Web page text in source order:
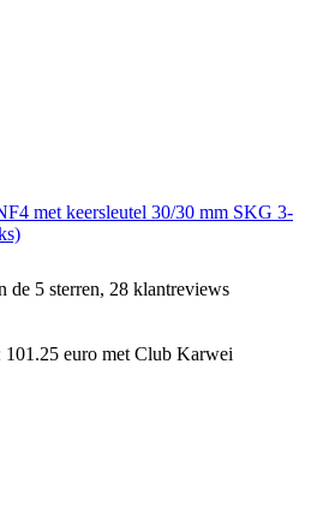
met keersleutel 30/30 mm SKG 3-
de 5 sterren, 28 klantreviews
euro met Club Karwei